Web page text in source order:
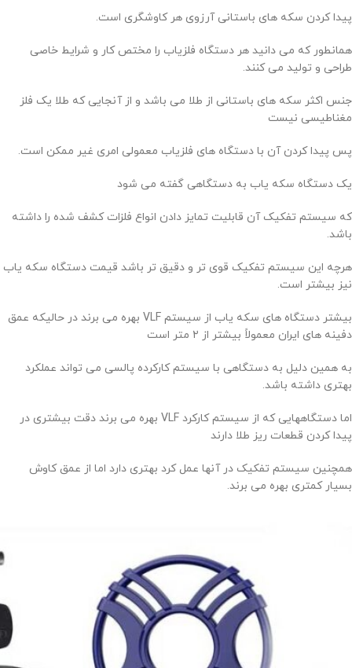
پیدا کردن سکه های باستانی آرزوی هر کاوشگری است.
همانطور که می دانید هر دستگاه فلزیاب را مختص کار و شرایط خاصی
طراحی و تولید می کنند.
جنس اکثر سکه های باستانی از طلا می باشد و از آنجایی که طلا یک فلز
مغناطیسی نیست
پس پیدا کردن آن با دستگاه های فلزیاب معمولی امری غیر ممکن است.
یک دستگاه سکه یاب به دستگاهی گفته می شود
که سیستم تفکیک آن قابلیت تمایز دادن انواع فلزات کشف شده را داشته
باشد.
هرچه این سیستم تفکیک قوی تر و دقیق تر باشد قیمت دستگاه سکه یاب
نیز بیشتر است.
بیشتر دستگاه های سکه یاب از سیستم VLF بهره می برند در حالیکه عمق
دفینه های ایران معمولاً بیشتر از ۲ متر است
به همین دلیل به دستگاهی با سیستم کارکرده پالسی می تواند عملکرد
بهتری داشته باشد.
اما دستگاههایی که از سیستم کارکرد VLF بهره می برند دقت بیشتری در
پیدا کردن قطعات ریز طلا دارند
همچنین سیستم تفکیک در آنها عمل کرد بهتری دارد اما از عمق کاوش
بسیار کمتری بهره می برند.